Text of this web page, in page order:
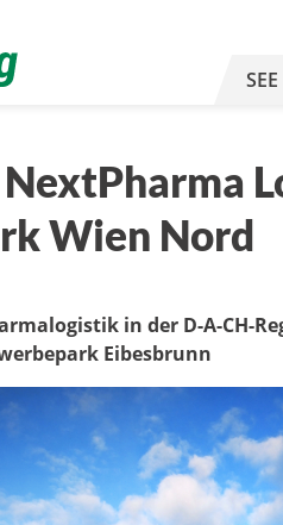
SEE
Wien Nord
in der D-A-CH-
Eibesbrunn